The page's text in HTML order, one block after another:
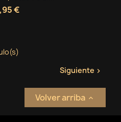
€
Siguiente 
Volver arriba 